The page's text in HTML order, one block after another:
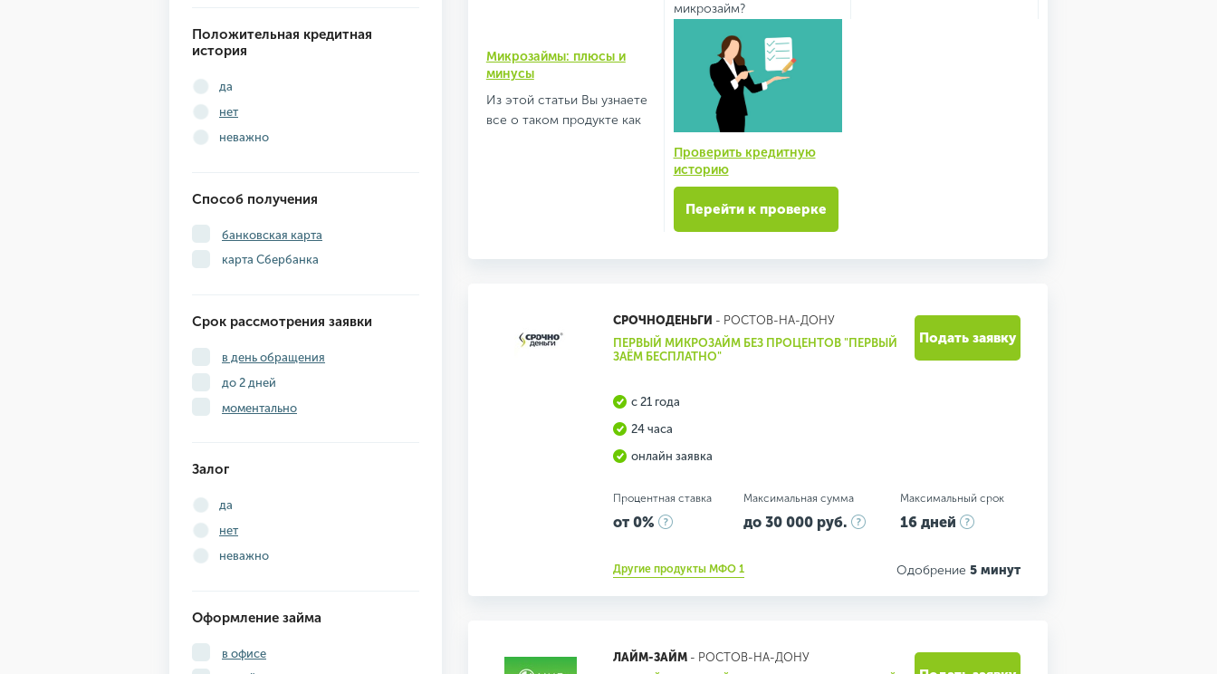
Положительная кредитная
история
да
нет
неважно
Способ получения
банковская карта
карта Сбербанка
Срок рассмотрения заявки
в день обращения
до 2 дней
моментально
Залог
да
нет
неважно
Оформление займа
в офисе
микрозайм?
Микрозаймы: плюсы и
минусы
Из этой статьи Вы узнаете
все о таком продукте как
Проверить кредитную
историю
Перейти к проверке
СРОЧНОДЕНЬГИ - РОСТОВ-НА-ДОНУ
ПЕРВЫЙ МИКРОЗАЙМ БЕЗ ПРОЦЕНТОВ "ПЕРВЫЙ
ЗАЁМ БЕСПЛАТНО"
с 21 года
24 часа
онлайн заявка
Процентная ставка
от 0%
Максимальная сумма
до 30 000 руб.
Максимальный срок
16 дней
Другие продукты МФО 1 Одобрение 5 минут
Подать заявку
ЛАЙМ-ЗАЙМ- РОСТОВ-НА-ДОНУ